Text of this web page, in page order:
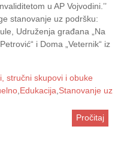
u AP Vojvodini.’’
stanovanje uz podršku:
Udruženja građana „Na
i Doma „Veternik“ iz
stručni skupovi i obuke
Edukacija Stanovanje uz
Pročitaj